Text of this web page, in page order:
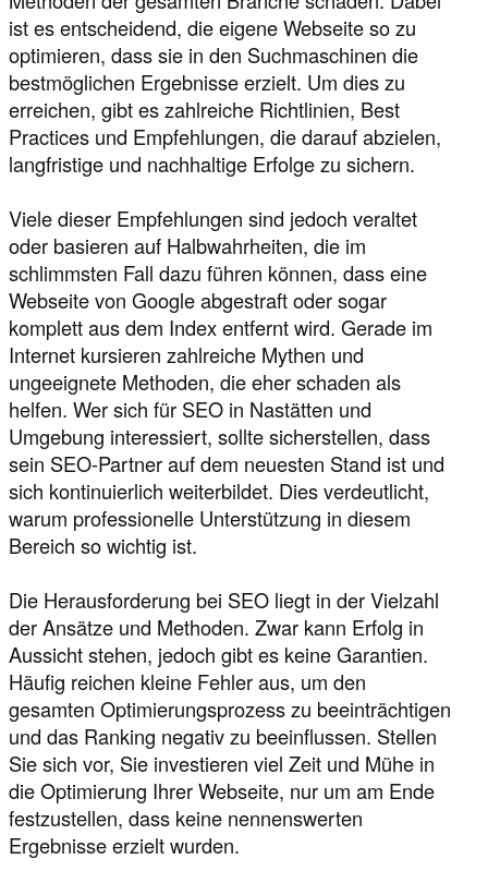
ist es entscheidend, die eigene Webseite so zu
optimieren, dass sie in den Suchmaschinen die
bestmöglichen Ergebnisse erzielt. Um dies zu
erreichen, gibt es zahlreiche Richtlinien, Best
Practices und Empfehlungen, die darauf abzielen,
langfristige und nachhaltige Erfolge zu sichern.
Viele dieser Empfehlungen sind jedoch veraltet
oder basieren auf Halbwahrheiten, die im
schlimmsten Fall dazu führen können, dass eine
Webseite von Google abgestraft oder sogar
komplett aus dem Index entfernt wird. Gerade im
Internet kursieren zahlreiche Mythen und
ungeeignete Methoden, die eher schaden als
helfen. Wer sich für SEO in Nastätten und
Umgebung interessiert, sollte sicherstellen, dass
sein SEO-Partner auf dem neuesten Stand ist und
sich kontinuierlich weiterbildet. Dies verdeutlicht,
warum professionelle Unterstützung in diesem
Bereich so wichtig ist.
Die Herausforderung bei SEO liegt in der Vielzahl
der Ansätze und Methoden. Zwar kann Erfolg in
Aussicht stehen, jedoch gibt es keine Garantien.
Häufig reichen kleine Fehler aus, um den
gesamten Optimierungsprozess zu beeinträchtigen
und das Ranking negativ zu beeinflussen. Stellen
Sie sich vor, Sie investieren viel Zeit und Mühe in
die Optimierung Ihrer Webseite, nur um am Ende
festzustellen, dass keine nennenswerten
Ergebnisse erzielt wurden.